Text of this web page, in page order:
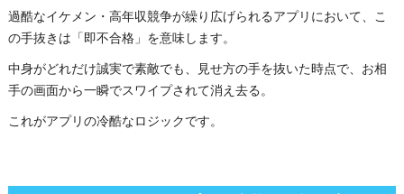
過酷なイケメン・高年収競争が繰り広げられるアプリにおいて、こ
の手抜きは「即不合格」を意味します。
中身がどれだけ誠実で素敵でも、見せ方の手を抜いた時点で、お相
手の画面から一瞬でスワイプされて消え去る。
これがアプリの冷酷なロジックです。